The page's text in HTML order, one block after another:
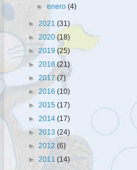
►enero(4)
► 2021 (31)
► 2020 (18)
► 2019 (25)
► 2018(21)
► 2017 (7)
► 2016 (10)
► 2015 (17)
► 2014 (17)
► 2013 (24)
► 2012 (6)
► 2011 (14)